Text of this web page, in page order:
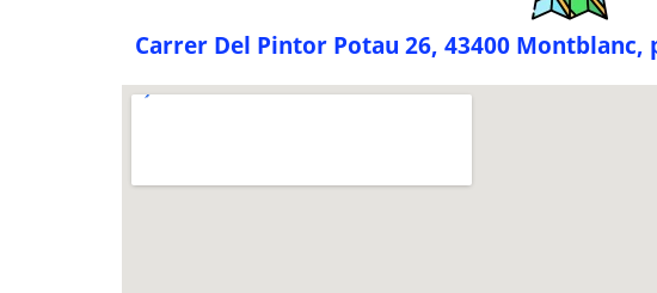
Carrer Del Pintor Potau 26, 43400 Montblanc,